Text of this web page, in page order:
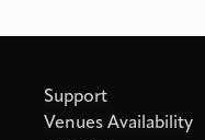
Support
Venues Availability